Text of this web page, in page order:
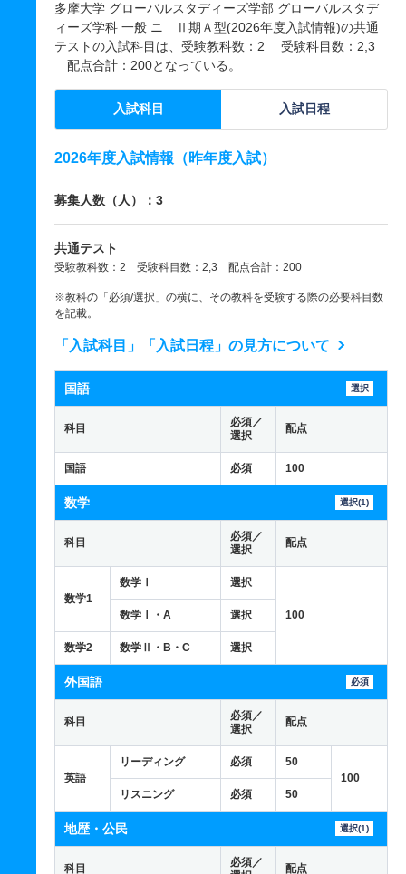
多摩大学 グローバルスタディーズ学部 グローバルスタデ
ィーズ学科 一般 ニ Ⅱ期Ａ型(2026年度入試情報)の共通
テストの入試科目は、受験教科数：2 受験科目数：2,3
配点合計：200となっている。
入試科目 入試日程
2026年度入試情報（昨年度入試）
募集人数（人）：3
共通テスト
受験教科数：2 受験科目数：2,3 配点合計：200
※教科の「必須/選択」の横に、その教科を受験する際の必要科目数
を記載。
「入試科目」「入試日程」の見方について
国語 選択
科目
必須／
選択
配点
国語 必須 100
数学 選択(1)
科目
必須／
選択
配点
数学1
数学Ⅰ 選択
100
数学Ⅰ・A 選択
数学2 数学Ⅱ・B・C 選択
外国語 必須
科目
必須／
選択
配点
英語
リーディング 必須
50
100
リスニング
必須 50
地歴・公民 選択(1)
科目
必須／
配点